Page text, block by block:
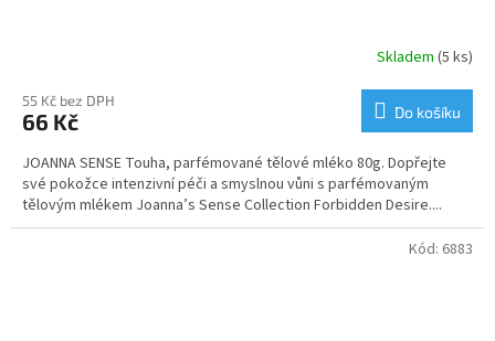
Skladem (5 ks)
55 Kč bez DPH
66 Kč Do košíku
JOANNA SENSE Touha, parfémované tělové mléko 80g. Dopřejte
své pokožce intenzivní péči a smyslnou vůni s parfémovaným
tělovým mlékem Joanna’s Sense Collection Forbidden Desire....
Kód: 6883